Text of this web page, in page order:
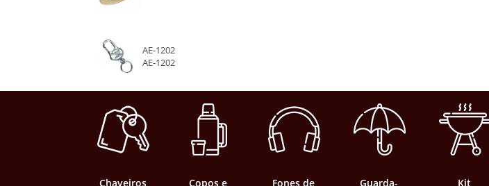
AE-1202
AE-1202
Chaveiros Copos e Fones de Guarda- Kit